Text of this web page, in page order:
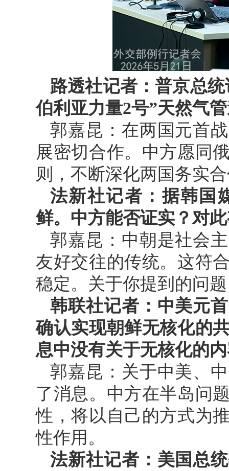
路透社记者：普京总
伯利亚力量2号”天然气
郭嘉昆：在两国元首
展密切合作。中方愿同
则，不断深化两国务实
法新社记者：据韩国
鲜。中方能否证实？对
郭嘉昆：中朝是社会
友好交往的传统。这符
稳定。关于你提到的问
韩联社记者：中美元
确认实现朝鲜无核化的
息中没有关于无核化的
郭嘉昆：关于中美、
了消息。中方在半岛问
性，将以自己的方式为
性作用。
法新社记者：美国总